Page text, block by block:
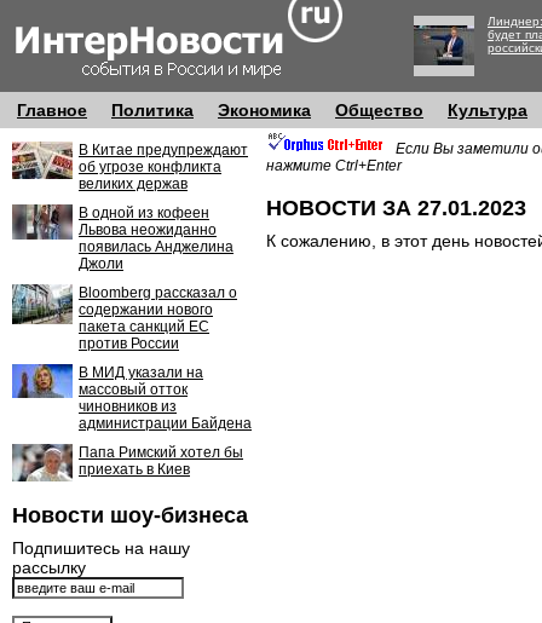
будет
Главное Политика Экономика Общество Культура
В Китае предупреждают
об угрозе конфликта
великих держав
В одной из кофеен
Львова неожиданно
появилась Анджелина
Джоли
Bloomberg рассказал о
содержании нового
пакета санкций ЕС
против России
В МИД указали на
массовый отток
чиновников из
администрации Байдена
Папа Римский хотел бы
приехать в Киев
Новости шоу-бизнеса
Подпишитесь на нашу
рассылку
Если Вы заметили
нажмите Ctrl+Enter
НОВОСТИ ЗА 27.01.2023
К сожалению, в этот день